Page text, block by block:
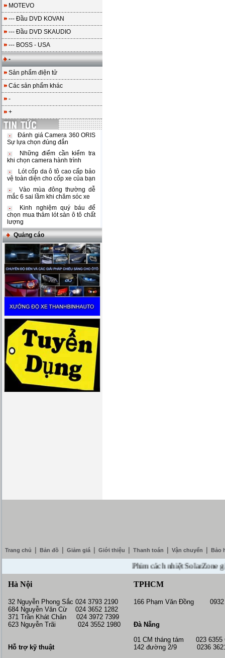
MOTEVO
--- Đầu DVD KOVAN
--- Đầu DVD SKAUDIO
--- BOSS - USA
-
Sản phẩm điện tử
Các sản phẩm khác
-
+
Đánh giá Camera 360 ORIS
Sự lựa chọn đúng đắn
Những điểm cần kiểm tra
khi chọn camera hành trình
Lót cốp da ô tô cao cấp bảo
vệ toàn diện cho cốp xe của bạn
Vào mùa đông thường dễ
mắc 6 sai lầm khi chăm sóc xe
Kinh nghiệm quý báu để
chọn mua thảm lót sàn ô tô chất
lượng
Quảng cáo
Trang chủ Bản đồ Giảm giá Giới thiệu Thanh toán Vận chuyển Bảo
Phim cách nhiệt SolarZone
Hà Nội
32 Nguyễn Phong Sắc 024 3793 2190
684 Nguyễn Văn Cừ 024 3652 1282
371 Trần Khát Chân 024 3972 7399
623 Nguyễn Trãi 024 3552 1980
Hỗ trợ kỹ thuật
TPHCM
166 Phạm Văn Đồng 0932
Đà Nẵng
01 CM tháng tám 023 6355
142 đường 2/9 0236